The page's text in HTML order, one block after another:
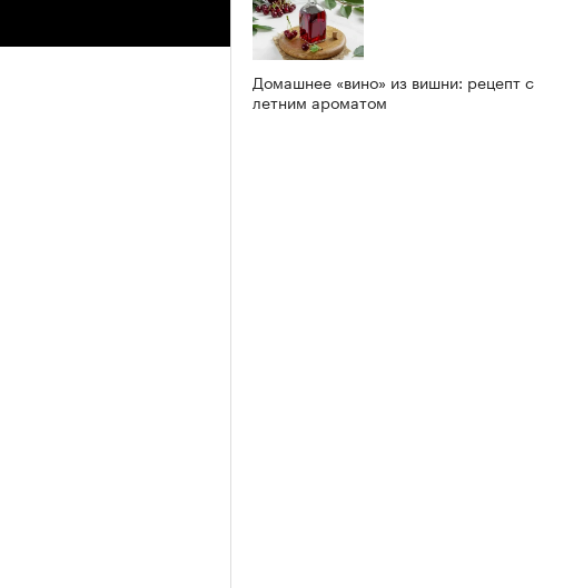
Домашнее «вино» из вишни: рецепт с
летним ароматом